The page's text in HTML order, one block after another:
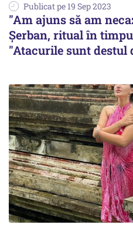
Publicat pe 19 Sep 2023
"Am ajuns să am
Șerban, ritual în
"Atacurile sunt destul